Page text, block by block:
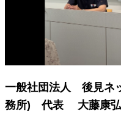
一般社団法人 後見ネ
務所) 代表 大藤康